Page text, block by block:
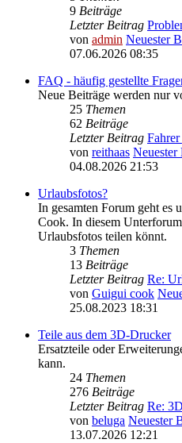
9 Beiträge
Letzter Beitrag
von admin Neuester
07.06.2026 08:35
FAQ - häufig gestellte
Neue Beiträge werden nur
25 Themen
62 Beiträge
Letzter Beitrag
von reithaas Neuester
04.08.2026 21:53
Urlaubsfotos?
In gesamten Forum geht es
Cook. In diesem
Urlaubsfotos teilen könnt.
3 Themen
13 Beiträge
Letzter Beitrag Re:
von Guigui cook
25.08.2023 18:31
Teile aus dem 3D-Drucker
Ersatzteile oder
kann.
24 Themen
276 Beiträge
Letzter Beitrag Re:
von beluga Neuester
13.07.2026 12:21